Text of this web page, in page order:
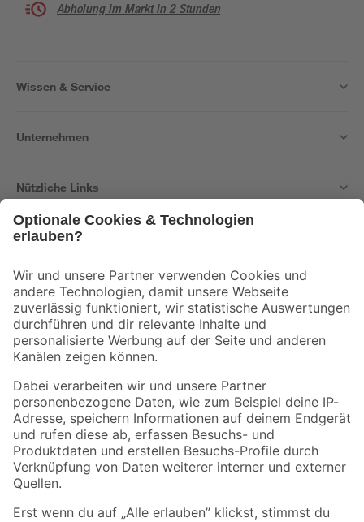
Abholung im Markt in 2 Stunden
Wissen & Service
Unternehmen
Nützliche Links
Der toom Newsletter: Keine Angebote und Aktionen mehr verpassen!
Zur Newsletter Anmeldung
Folge uns
Zahlungsarten Versandarten
Sicher einkaufen